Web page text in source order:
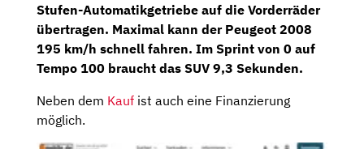
Stufen-Automatikgetriebe auf die Vorderräder
übertragen. Maximal kann der Peugeot 2008
195 km/h schnell fahren. Im Sprint von 0 auf
Tempo 100 braucht das SUV 9,3 Sekunden.
Neben dem Kauf ist auch eine Finanzierung
möglich.